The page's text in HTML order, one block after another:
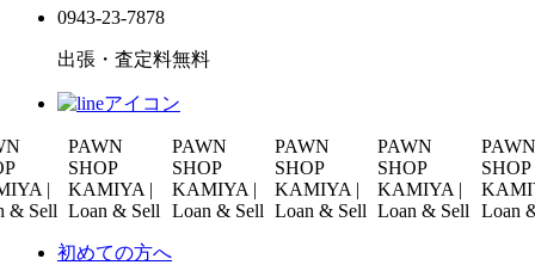
0943-23-7878
出張・査定料無料
|
PAWN
SHOP
KAMIYA |
Loan & Sell
PAWN
SHOP
KAMIYA |
Loan & Sell
PAWN
SHOP
KAMIYA |
Loan & Sell
PAWN
SHOP
KAMIYA |
Loan & Sell
PAWN
SHOP
KAMIYA |
Loan &
初めての方へ